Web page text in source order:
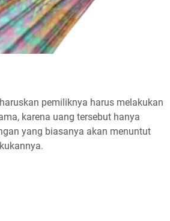
pemiliknya harus melakukan
karena uang tersebut hanya
yang biasanya akan menuntut